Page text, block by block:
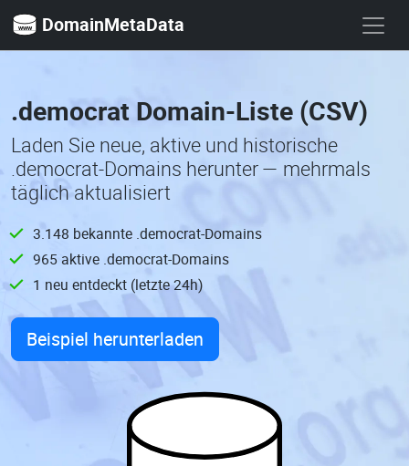
DomainMetaData
.democrat Domain-Liste (CSV)
Laden Sie neue, aktive und historische
.democrat-Domains herunter — mehrmals
täglich aktualisiert
3.148 bekannte .democrat-Domains
965 aktive .democrat-Domains
1 neu entdeckt (letzte 24h)
Beispiel herunterladen